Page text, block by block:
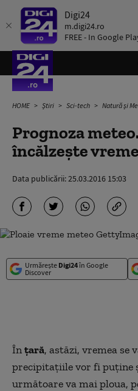
Digi24
m.digi24.ro
FREE - In Google
HOME Știri Sci-tech Natură și
Prognoza
încălzeşte
Data publicării:25.03.2016 15:03
Urmărește Digi24în Google
Discover
Înţară, astăzi, vremea se
precipitaţiile vor fi puţine
următoare va mai ploua,